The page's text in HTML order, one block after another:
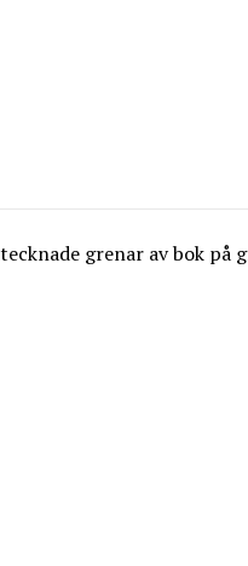
grenar av bok på